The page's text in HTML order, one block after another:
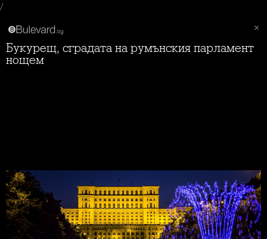
/
Букурещ, сградата на румънския парламент
нощем